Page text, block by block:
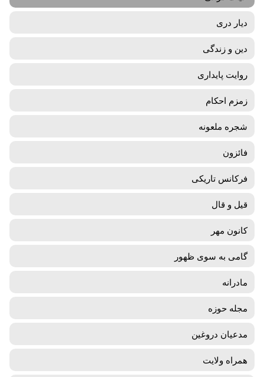
دیار دری
دین و زندگی
روایت پایداری
زمزم احکام
شجره ملعونه
فائزون
فرکانس تاریکی
قیل و قال
کانون مهر
گامی به سوی ظهور
مادرانه
مجله حوزه
مدعیان دروغین
همراه ولایت